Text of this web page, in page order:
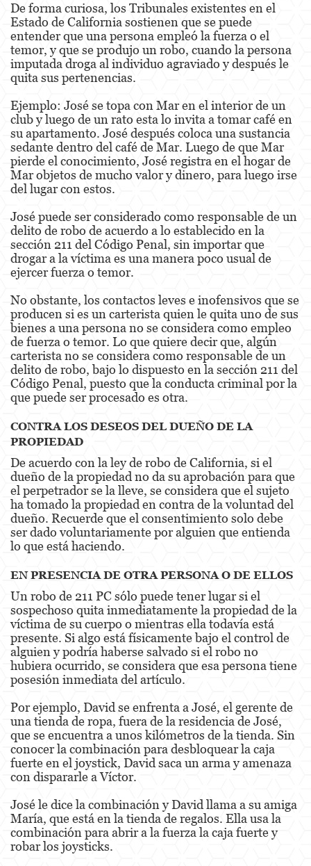
Actos Lascivos con un Menor
Agresión Sexual
Conducta Lasciva
Estupro
Exposición Indecente
Merodear para prostituirse
Molestar a un Niño Menor de 18 años
Penetración Sexual Forzada
Pornografía Infantil
Prostitución y Solicitación
Violación
DUI
Audiencia Administrativa del DMV
Conducción Imprudente con Presencia de
Alcohol
Conducción Imprudente sin Presencia de
Alcohol
Cuarta Ofensa de DUI
DUI Causando Lesiones
Leyes de DUI en el Estado de California
Segunda Ofensa de DUI
Tercera Ofensa de DUI
Delitos Violentos
Aumento de Sentencia para Pandillas
Disuadir a un Testigo
Homicidio Involuntario
Homicidio Voluntario
De forma curiosa, los Tribunales existentes en el
Estado de California sostienen que se puede
entender que una persona empleó la fuerza o el
temor, y que se produjo un robo, cuando la persona
imputada droga al individuo agraviado y después le
quita sus pertenencias.
Ejemplo: José se topa con Mar en el interior de un
club y luego de un rato esta lo invita a tomar café en
su apartamento. José después coloca una sustancia
sedante dentro del café de Mar. Luego de que Mar
pierde el conocimiento, José registra en el hogar de
Mar objetos de mucho valor y dinero, para luego irse
del lugar con estos.
José puede ser considerado como responsable de un
delito de robo de acuerdo a lo establecido en la
sección 211 del Código Penal, sin importar que
drogar a la víctima es una manera poco usual de
ejercer fuerza o temor.
No obstante, los contactos leves e inofensivos que se
producen si es un carterista quien le quita uno de sus
bienes a una persona no se considera como empleo
de fuerza o temor. Lo que quiere decir que, algún
carterista no se considera como responsable de un
delito de robo, bajo lo dispuesto en la sección 211 del
Código Penal, puesto que la conducta criminal por la
que puede ser procesado es otra.
CONTRA LOS DESEOS DEL DUEÑO DE LA
PROPIEDAD
De acuerdo con la ley de robo de California, si el
dueño de la propiedad no da su aprobación para que
el perpetrador se la lleve, se considera que el sujeto
ha tomado la propiedad en contra de la voluntad del
dueño. Recuerde que el consentimiento solo debe
ser dado voluntariamente por alguien que entienda
lo que está haciendo.
EN PRESENCIA DE OTRA PERSONA O DE ELLOS
Un robo de 211 PC sólo puede tener lugar si el
sospechoso quita inmediatamente la propiedad de la
víctima de su cuerpo o mientras ella todavía está
presente. Si algo está físicamente bajo el control de
alguien y podría haberse salvado si el robo no
hubiera ocurrido, se considera que esa persona tiene
posesión inmediata del artículo.
Por ejemplo, David se enfrenta a José, el gerente de
una tienda de ropa, fuera de la residencia de José,
que se encuentra a unos kilómetros de la tienda. Sin
conocer la combinación para desbloquear la caja
fuerte en el joystick, David saca un arma y amenaza
con dispararle a Víctor.
José le dice la combinación y David llama a su amiga
María, que está en la tienda de regalos. Ella usa la
combinación para abrir a la fuerza la caja fuerte y
robar los joysticks.